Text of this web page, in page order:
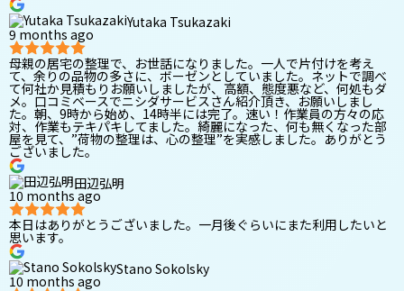
Yutaka Tsukazaki
9 months ago
母親の居宅の整理で、お世話になりました。一人で片付けを考え
て、余りの品物の多さに、ボーゼンとしていました。ネットで調べ
て何社か見積もりお願いしましたが、高額、態度悪など、何処もダ
メ。口コミベースでニシダサービスさん紹介頂き、お願いしまし
た。朝、9時から始め、14時半には完了。速い！作業員の方々の応
対、作業もテキパキしてました。綺麗になった、何も無くなった部
屋を見て、”荷物の整理は、心の整理”を実感しました。ありがとう
ございました。
田辺弘明
10 months ago
本日はありがとうございました。一月後ぐらいにまた利用したいと
思います。
Stano Sokolsky
10 months ago